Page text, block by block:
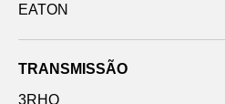
EATON
TRANSMISSÃO
3RHO